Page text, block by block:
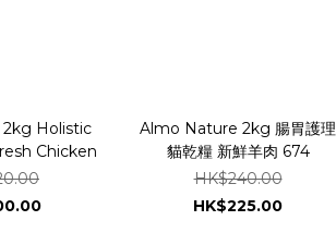
Holistic
Chicken
Almo Nature 2kg 腸胃護理
貓乾糧 新鮮羊肉 674
HK$240.00
HK$225.00